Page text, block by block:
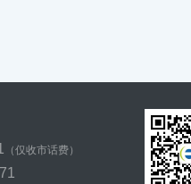
（仅收市话费）